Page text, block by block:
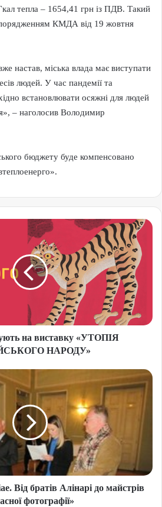
тепла – 1654,41 грн із ПДВ. Такий
КМДА від 19 жовтня
настав, міська влада має виступати
людей. У час пандемії та
встановлювати осяжні для людей
– наголосив Володимир
бюджету буде компенсовано
на виставку «УТОПІЯ
НАРОДУ»
Від братів Алінарі до майстрів
фотографії»